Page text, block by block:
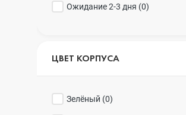
Samsung
Sony
Ulefone
Ожидание 2-3 дня (0)
ЦВЕТ КОРПУСА
Зелёный (0)